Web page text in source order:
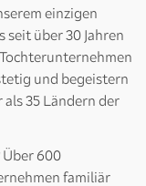
einzigen
über 30 Jahren
und begeistern
35 Ländern der
600
familiär